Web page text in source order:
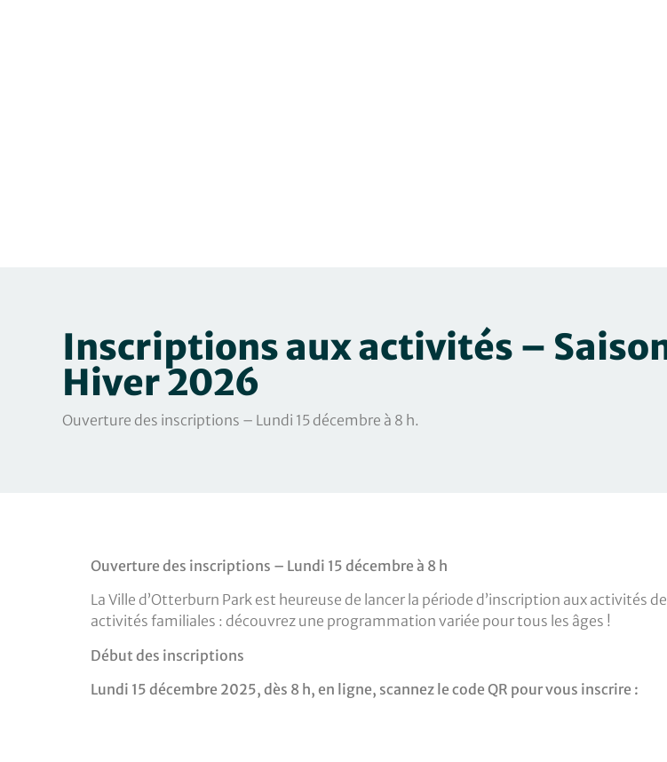
Inscriptions aux activités –
Hiver 2026
Ouverture des inscriptions – Lundi 15 décembre à 8 h.
Ouverture des inscriptions – Lundi 15 décembre à 8 h
La Ville d’Otterburn Park est heureuse de lancer la période d’inscription aux activités
activités familiales : découvrez une programmation variée pour tous les âges !
Début des inscriptions
Lundi 15 décembre 2025, dès 8 h, en ligne, scannez le code QR pour vous inscrire :